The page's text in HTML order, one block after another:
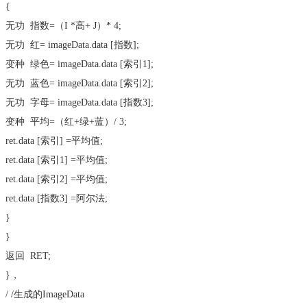
{
无功 指数=（I *高+ J）* 4;
无功 红= imageData.data [指数];
变种 绿色= imageData.data [索引1];
无功 蓝色= imageData.data [索引2];
无功 字母= imageData.data [指数3];
变种 平均=（红+绿+蓝）/ 3;
ret.data [索引] =平均值;
ret.data [索引1] =平均值;
ret.data [索引2] =平均值;
ret.data [指数3] =阿尔法;
}
}
返回
RET;
}，
/ /生成的ImageData